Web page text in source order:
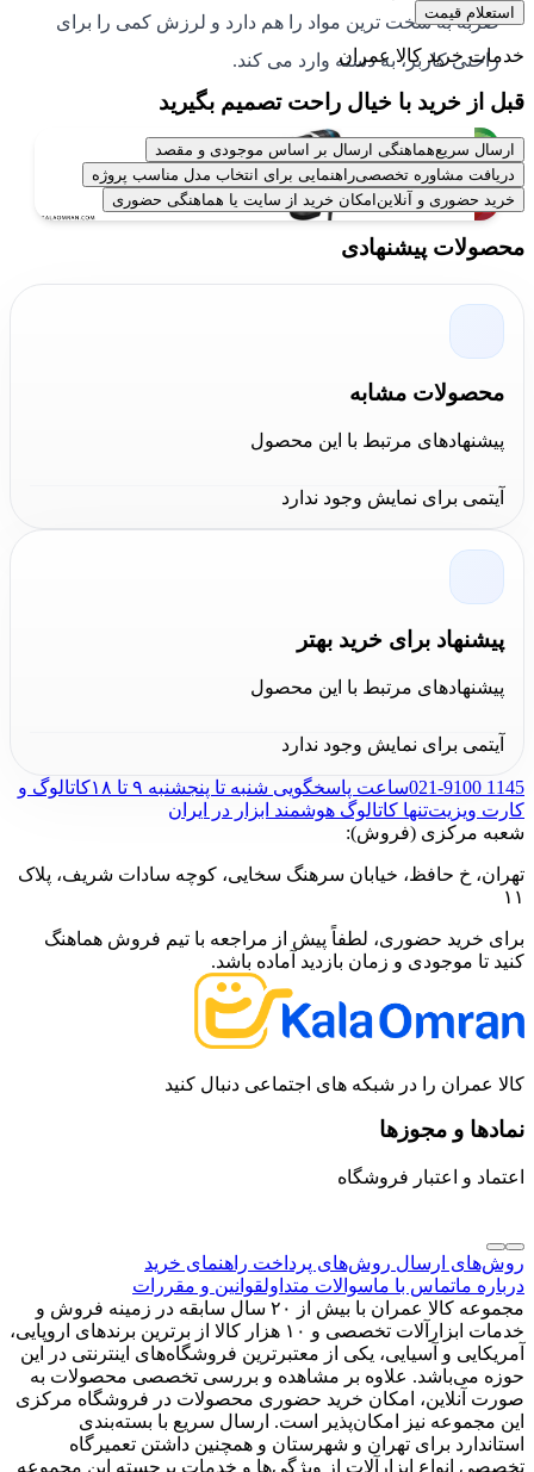
ضربه به سخت ترین مواد را هم دارد و لرزش کمی را برای
راحتی کاربر، به دسته وارد می کند.
جمع بندی کالا عمران
بوشرا مورد بررسی تخصصی قرار دادیم، اگر نیاز به
اطلاعات بیشتر درباره این محصول و سایر محصولات شرکت
آنلاین از سایت
عمران این محصول را خریداری نمایید.
استعلام قیمت
خدمات خرید کالا عمران
قبل از خرید با خیال راحت تصمیم بگیرید
ارسال سریعهماهنگی ارسال بر اساس موجودی و مقصد
دریافت مشاوره تخصصیراهنمایی برای انتخاب مدل مناسب پروژه
خرید حضوری و آنلاین امکان خرید از سایت یا هماهنگی حضوری
محصولات پیشنهادی
محصولات مشابه
پیشنهادهای مرتبط با این محصول
آیتمی برای نمایش وجود ندارد
پیشنهاد برای خرید بهتر
پیشنهادهای مرتبط با این محصول
آیتمی برای نمایش وجود ندارد
021-9100 1145ساعت پاسخگویی شنبه تا پنجشنبه ۹ تا ۱۸
کاتالوگ و
کارت ویزیتتنها کاتالوگ هوشمند ابزار در ایران
شعبه مرکزی (فروش):
تهران، خ حافظ، خیابان سرهنگ سخایی، کوچه سادات شریف، پلاک
۱۱
برای خرید حضوری، لطفاً پیش از مراجعه با تیم فروش هماهنگ
کنید تا موجودی و زمان بازدید آماده باشد.
کالا عمران را در شبکه های اجتماعی دنبال کنید
نمادها و مجوزها
اعتماد و اعتبار فروشگاه
روش‌های ارسال روش‌های پرداخت راهنمای خرید
درباره ماتماس با ماسوالات متداولقوانین و مقررات
مجموعه کالا عمران با بیش از ۲۰ سال سابقه در زمینه فروش و
خدمات ابزارآلات تخصصی و ۱۰ هزار کالا از برترین برندهای اروپایی،
آمریکایی و آسیایی، یکی از معتبرترین فروشگاه‌های اینترنتی در این
حوزه می‌باشد. علاوه بر مشاهده و بررسی تخصصی محصولات به
صورت آنلاین، امکان خرید حضوری محصولات در فروشگاه مرکزی
این مجموعه نیز امکان‌پذیر است. ارسال سریع با بسته‌بندی
استاندارد برای تهران و شهرستان و همچنین داشتن تعمیرگاه
تخصصی انواع ابزارآلات از ویژگی‌ها و خدمات برجسته این مجموعه